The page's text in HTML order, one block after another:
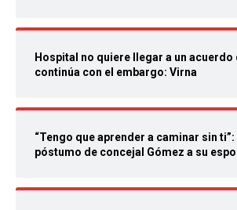
Hospital no quiere llegar a un acuerdo
continúa con el embargo: Virna
“Tengo que aprender a caminar sin
póstumo de concejal Gómez a su